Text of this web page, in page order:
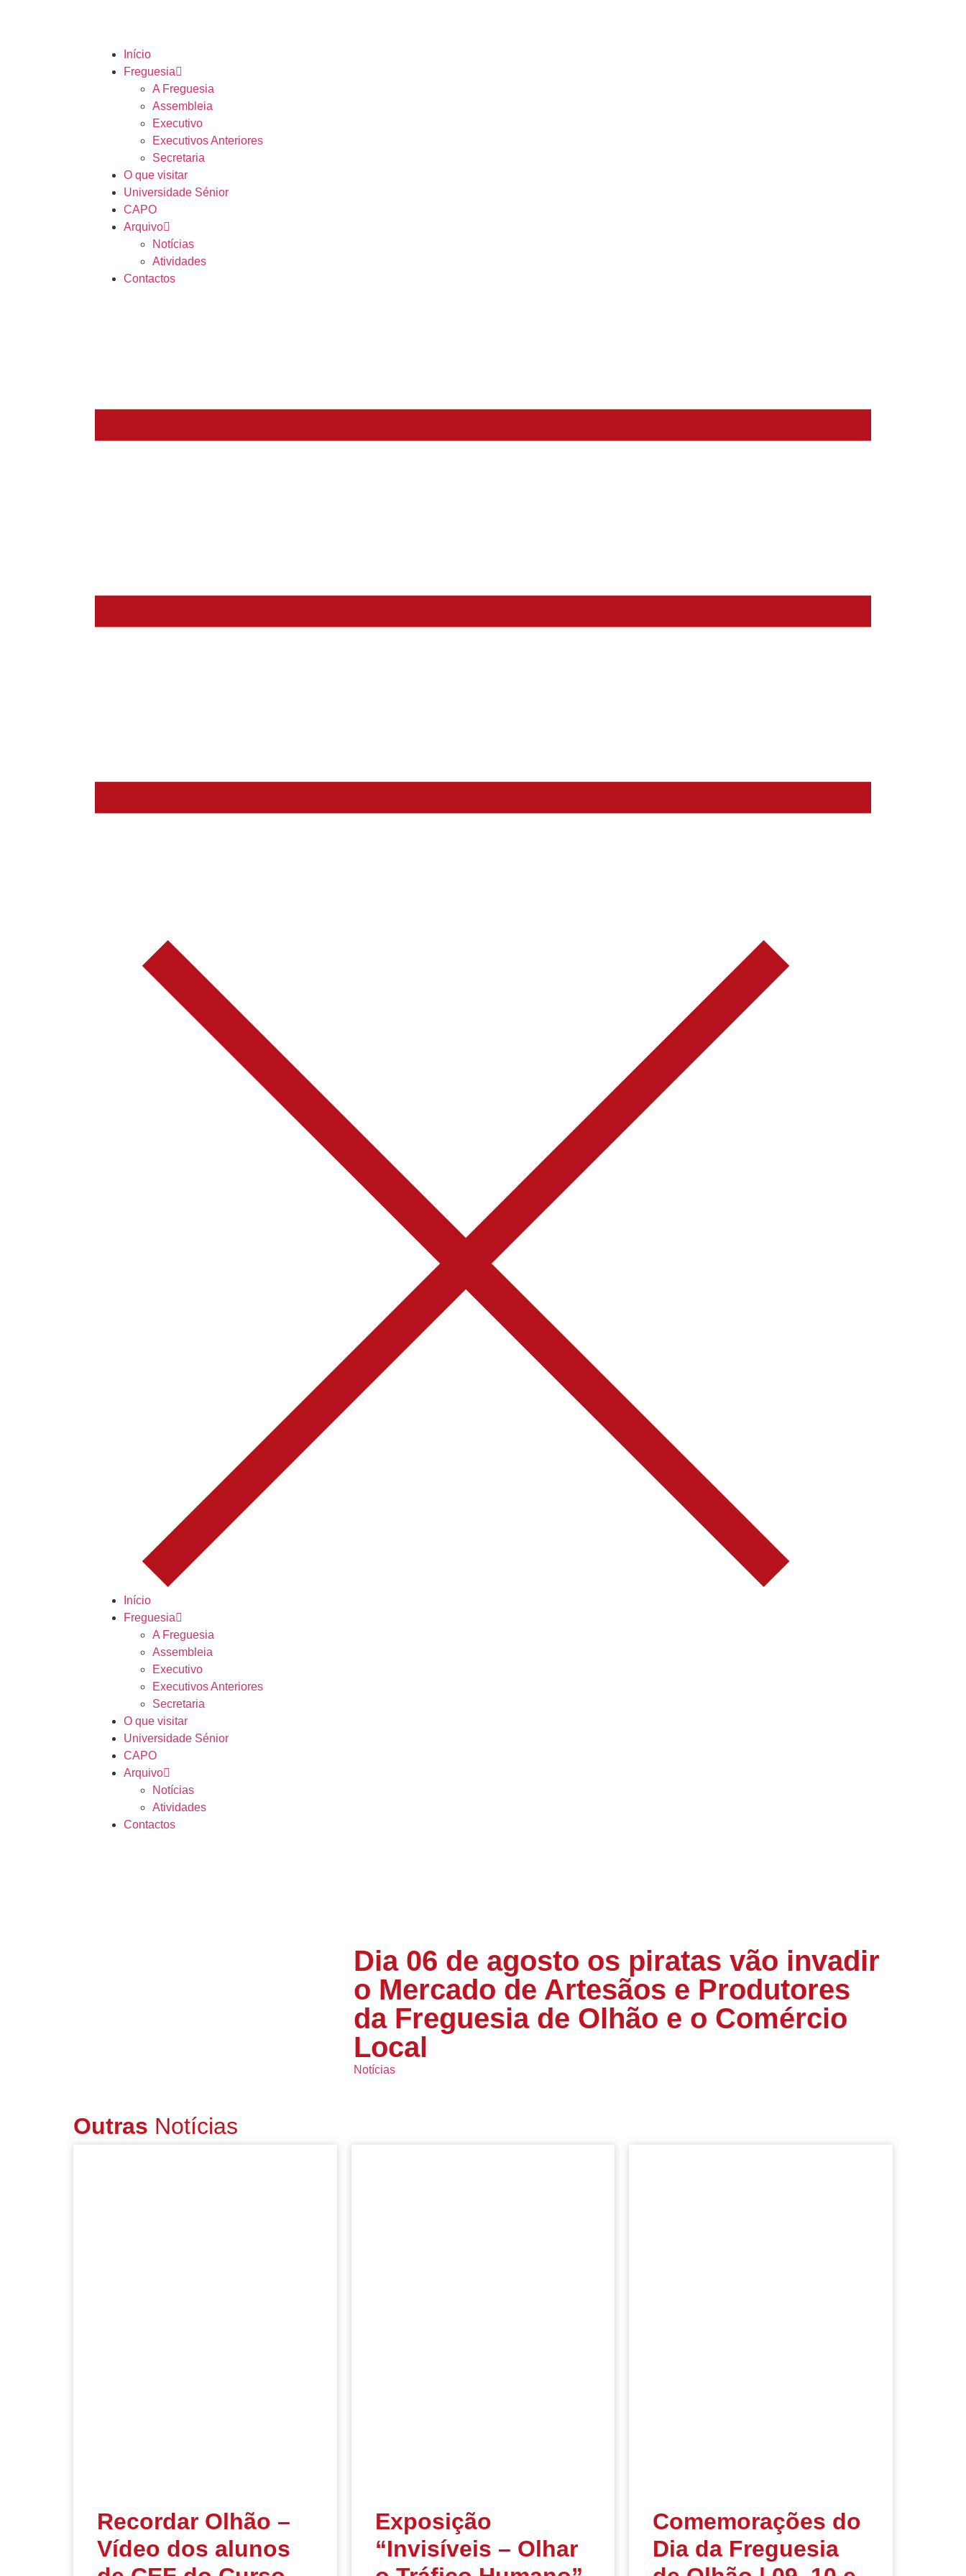
Início
Freguesia
A Freguesia
Assembleia
Executivo
Executivos Anteriores
Secretaria
O que visitar
Universidade Sénior
CAPO
Arquivo
Notícias
Atividades
Contactos
Início
Freguesia
A Freguesia
Assembleia
Executivo
Executivos Anteriores
Secretaria
O que visitar
Universidade Sénior
CAPO
Arquivo
Notícias
Atividades
Contactos
Dia 06 de agosto os piratas vão invadir
o Mercado de Artesãos e Produtores
da Freguesia de Olhão e o Comércio
Local
Notícias
Outras Notícias
Recordar Olhão –
Vídeo dos alunos
Exposição
“Invisíveis – Olhar
Comemorações do
Dia da Freguesia